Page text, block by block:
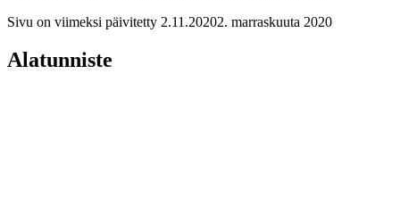
Sivu on viimeksi päivitetty 2.11.20202. marraskuuta 2020
Alatunniste